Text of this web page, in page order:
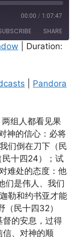
00:00 / 1:07:47
SHARE
Duration:
Pandora
组人都看见果
神的信心：必将
们倒在刀下（民
十四24）；试
难处的态度：他
们是伟人、我们
勒和约书亚才能
（民十四32）
督的安息，过得
信、对神的顺